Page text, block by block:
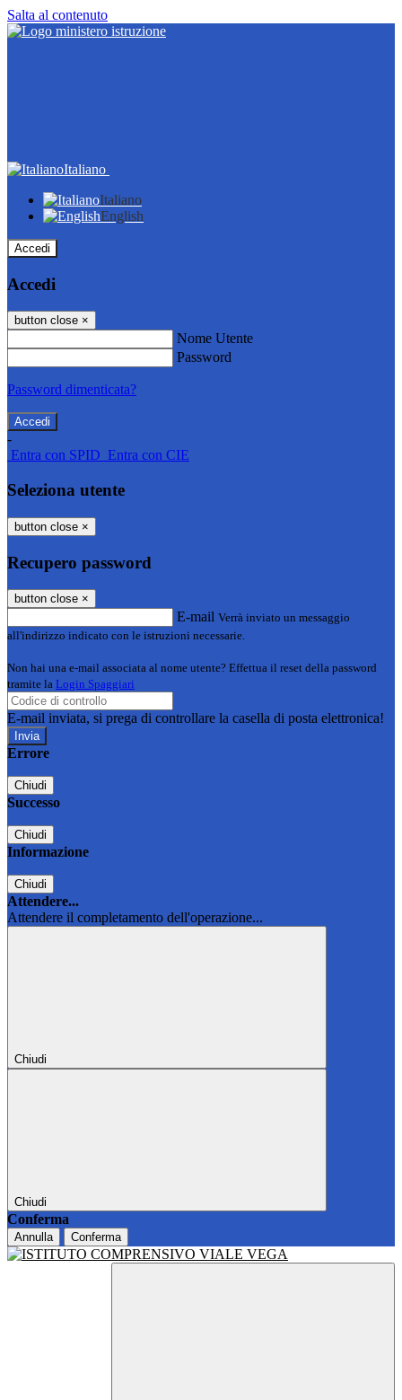
Salta al contenuto
Italiano
Italiano
English
Accedi
Accedi
button close ×
Nome Utente
Password
Password dimenticata?
-
Entra con SPID Entra con CIE
Seleziona utente
button close ×
Recupero password
button close ×
E-mail Verrà inviato un messaggio
all'indirizzo indicato con le istruzioni necessarie.
Non hai una e-mail associata al nome utente? Effettua il reset della password
tramite la Login Spaggiari
E-mail inviata, si prega di controllare la casella di posta elettronica!
Errore
Chiudi
Successo
Chiudi
Informazione
Chiudi
Attendere...
Attendere il completamento dell'operazione...
Chiudi
Chiudi
Conferma
Annulla Conferma